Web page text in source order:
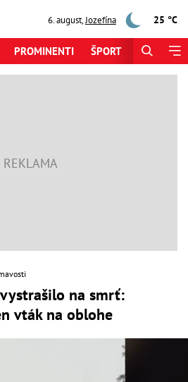
6. august,Jozefína 25 °C
PROMINENTI ŠPORT
na smrť:
vták na oblohe